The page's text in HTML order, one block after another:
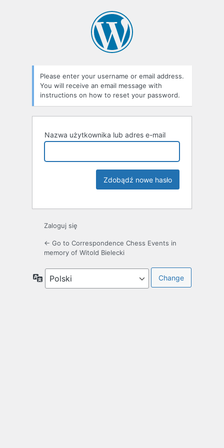
Please enter your username or email address.
You will receive an email message with
instructions on how to reset your password.
Nazwa użytkownika lub adres e-mail
Zaloguj się
← Go to Correspondence Chess Events in
memory of Witold Bielecki
Język